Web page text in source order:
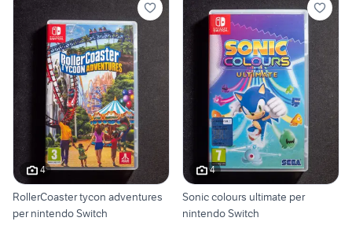
4
RollerCoaster tycon adventures
per nintendo Switch
4
Sonic colours ultimate per
nintendo Switch